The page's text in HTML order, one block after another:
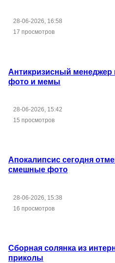
28-06-2026, 16:58
17 просмотров
Антикризисный
фото и мемы
28-06-2026, 15:42
15 просмотров
Апокалипсис сегодня
смешные фото
28-06-2026, 15:38
16 просмотров
Сборная солянка из
приколы